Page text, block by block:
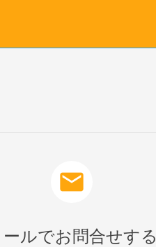
mail
ールでお問合せする